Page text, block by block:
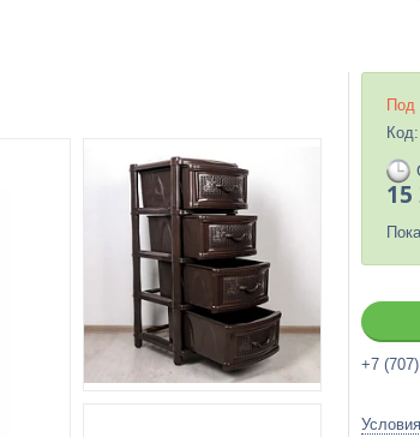
Под
Код:
15
+7